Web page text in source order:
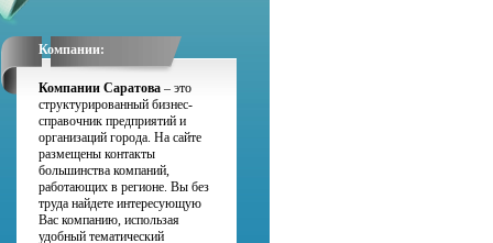
Компании:
Компании Саратова – это
структурированный бизнес-
справочник предприятий и
организаций города. На сайте
размещены контакты
большинства компаний,
работающих в регионе. Вы без
труда найдете интересующую
Вас компанию, использая
удобный тематический